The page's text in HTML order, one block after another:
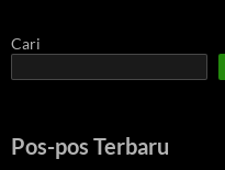
Cari
Pos-pos Terbaru